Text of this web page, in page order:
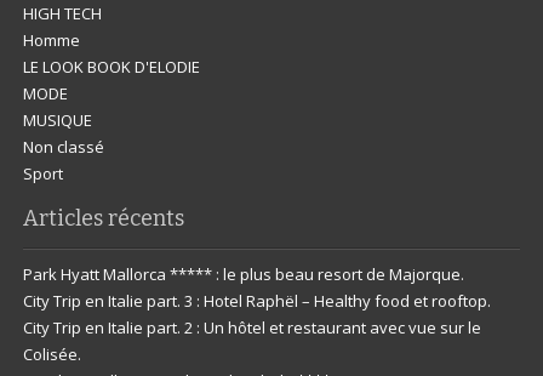
HIGH TECH
Homme
LE LOOK BOOK D'ELODIE
MODE
MUSIQUE
Non classé
Sport
Articles récents
Park Hyatt Mallorca ***** : le plus beau resort de Majorque.
City Trip en Italie part. 3 : Hotel Raphël – Healthy food et rooftop.
City Trip en Italie part. 2 : Un hôtel et restaurant avec vue sur le
Colisée.